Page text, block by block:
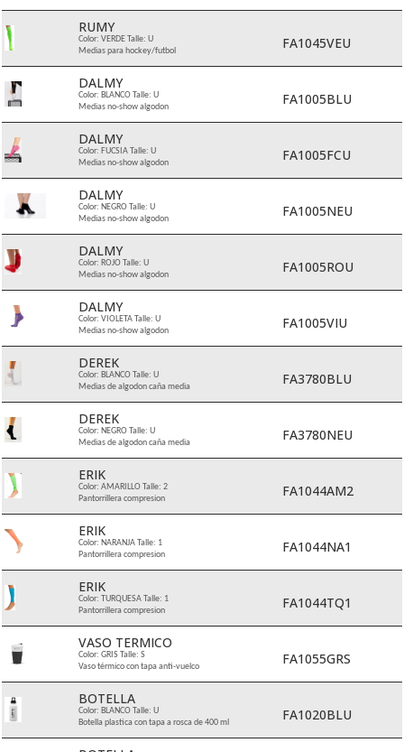
RUMY
Color: VERDE Talle: U
Medias para hockey/futbol
FA1045VEU
DALMY
Color: BLANCO Talle: U
Medias no-show algodon
FA1005BLU
DALMY
Color: FUCSIA Talle: U
Medias no-show algodon
FA1005FCU
DALMY
Color: NEGRO Talle: U
Medias no-show algodon
FA1005NEU
DALMY
Color: ROJO Talle: U
Medias no-show algodon
FA1005ROU
DALMY
Color: VIOLETA Talle: U
Medias no-show algodon
FA1005VIU
DEREK
Color: BLANCO Talle: U
Medias de algodon caña media
FA3780BLU
DEREK
Color: NEGRO Talle: U
Medias de algodon caña media
FA3780NEU
ERIK
Color: AMARILLO Talle: 2
Pantorrillera compresion
FA1044AM2
ERIK
Color: NARANJA Talle: 1
Pantorrillera compresion
FA1044NA1
ERIK
Color: TURQUESA Talle: 1
Pantorrillera compresion
FA1044TQ1
VASO TERMICO
Color: GRIS Talle: S
Vaso térmico con tapa anti-vuelco
FA1055GRS
BOTELLA
Color: BLANCO Talle: U
Botella plastica con tapa a rosca de 400 ml
FA1020BLU